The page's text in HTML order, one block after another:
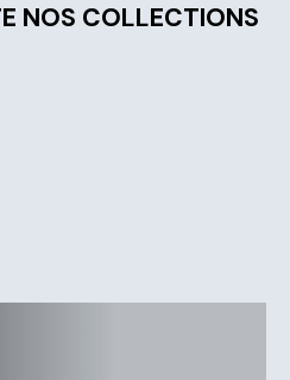
NOS COLLECTIONS